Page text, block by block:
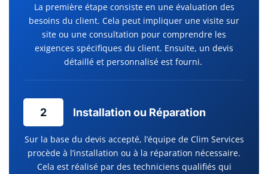
La première étape consiste en une évaluation des
besoins du client. Cela peut impliquer une visite sur
site ou une consultation pour comprendre les
exigences spécifiques du client. Ensuite, un devis
détaillé et personnalisé est fourni.
2 Installation ou Réparation
Sur la base du devis accepté, l’équipe de Clim Services
procède à l’installation ou à la réparation nécessaire.
Cela est réalisé par des techniciens qualifiés qui